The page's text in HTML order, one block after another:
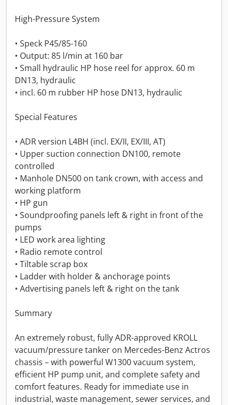
High-Pressure System
• Speck P45/85-160
• Output: 85 l/min at 160 bar
• Small hydraulic HP hose reel for approx. 60 m
DN13, hydraulic
• incl. 60 m rubber HP hose DN13, hydraulic
Special Features
• ADR version L4BH (incl. EX/II, EX/III, AT)
• Upper suction connection DN100, remote
controlled
• Manhole DN500 on tank crown, with access and
working platform
• HP gun
• Soundproofing panels left & right in front of the
pumps
• LED work area lighting
• Radio remote control
• Tiltable scrap box
• Ladder with holder & anchorage points
• Advertising panels left & right on the tank
Summary
An extremely robust, fully ADR-approved KROLL
vacuum/pressure tanker on Mercedes-Benz Actros
chassis – with powerful W1300 vacuum system,
efficient HP pump unit, and complete safety and
comfort features. Ready for immediate use in
industrial, waste management, sewer services, and